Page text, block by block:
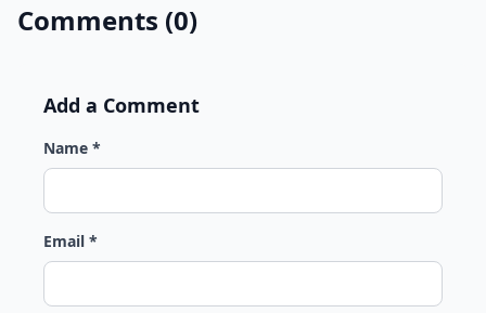
Comments (0)
Add a Comment
Name *
Email *